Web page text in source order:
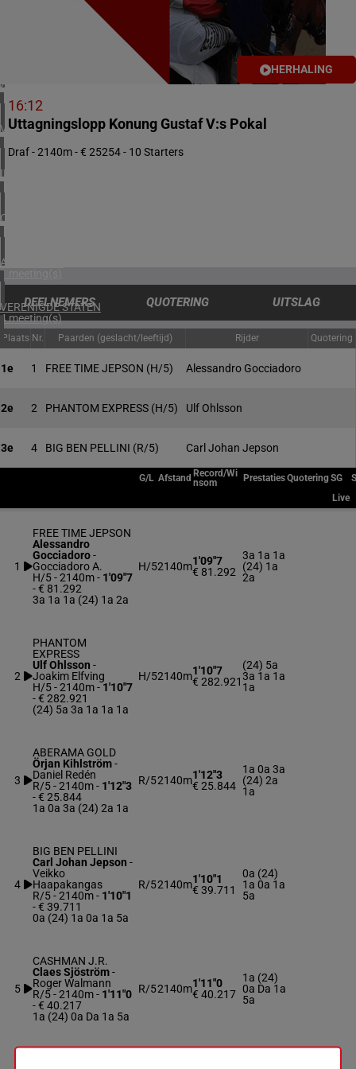
ZUID-AFRIKA
1 meeting(s)
VERENIGD KONINKRIJK
6 meeting(s)
IERLAND
2 meeting(s)
CHILI
1 meeting(s)
ARGENTINIË
1 meeting(s)
VERENIGDE STATEN
4 meeting(s)
HERHALING
16:12
Uttagningslopp Konung Gustaf V:s Pokal
Draf - 2140m - € 25254 - 10 Starters
DEELNEMERS QUOTERING UITSLAG
Plaats Nr. Paarden (geslacht/leeftijd) Rijder Quotering
1e 1 FREE TIME JEPSON (H/5) Alessandro Gocciadoro
2e 2 PHANTOM EXPRESS (H/5) Ulf Ohlsson
3e 4 BIG BEN PELLINI (R/5) Carl Johan Jepson
G/L Afstand Record/Wi
nsom
PrestatiesQuoteringSG
Live
1
FREE TIME JEPSON
Alessandro
Gocciadoro-
Gocciadoro A.
H/5 - 2140m- 1'09"7
- € 81.292
3a 1a 1a (24) 1a 2a
H/52140m1'09"7
€ 81.292
3a 1a 1a
(24) 1a
2a
2
PHANTOM
EXPRESS
Ulf Ohlsson -
Joakim Elfving
H/5 - 2140m- 1'10"7
- € 282.921
(24) 5a 3a 1a 1a 1a
H/52140m1'10"7
€ 282.921
(24) 5a
3a 1a 1a
1a
3
ABERAMA GOLD
Örjan Kihlström-
Daniel Redén
R/5 - 2140m- 1'12"3
- € 25.844
1a 0a 3a (24) 2a 1a
R/52140m1'12"3
€ 25.844
1a 0a 3a
(24) 2a
1a
4
BIG BEN PELLINI
Carl Johan Jepson -
Veikko
Haapakangas
R/5 - 2140m- 1'10"1
- € 39.711
0a (24) 1a 0a 1a 5a
R/52140m1'10"1
€ 39.711
0a (24)
1a 0a 1a
5a
5
CASHMAN J.R.
Claes Sjöström-
Roger Walmann
R/5 - 2140m- 1'11"0
- € 40.217
1a (24) 0a Da 1a 5a
R/52140m1'11"0
€ 40.217
1a (24)
0a Da 1a
5a